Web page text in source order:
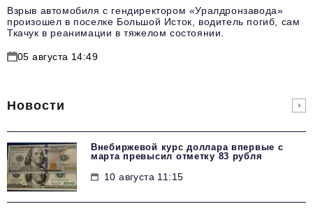
Взрыв автомобиля с гендиректором «Уралдронзавода»
произошел в поселке Большой Исток, водитель погиб, сам
Ткачук в реанимации в тяжелом состоянии.
05 августа 14:49
Новости
Внебиржевой курс доллара впервые с
марта превысил отметку 83 рубля
10 августа 11:15